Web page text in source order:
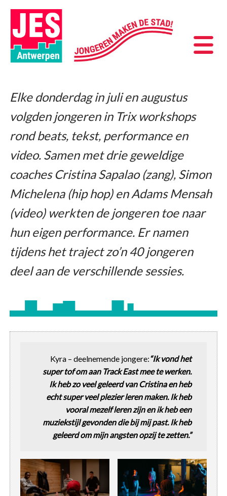
Elke donderdag in juli en augustus
volgden jongeren in Trix workshops
rond beats, tekst, performance en
video. Samen met drie geweldige
coaches Cristina Sapalao (zang), Simon
Michelena (hip hop) en Adams Mensah
(video) werkten de jongeren toe naar
hun eigen performance. Er namen
tijdens het traject zo’n 40 jongeren
deel aan de verschillende sessies.
Kyra – deelnemende jongere:“Ik vond het
super tof om aan Track East mee te werken.
Ik heb zo veel geleerd van Cristina en heb
echt super veel plezier leren maken. Ik heb
vooral mezelf leren zijn en ik heb een
muziekstijl gevonden die bij mij past. Ik heb
geleerd om mijn angsten opzij te zetten.”